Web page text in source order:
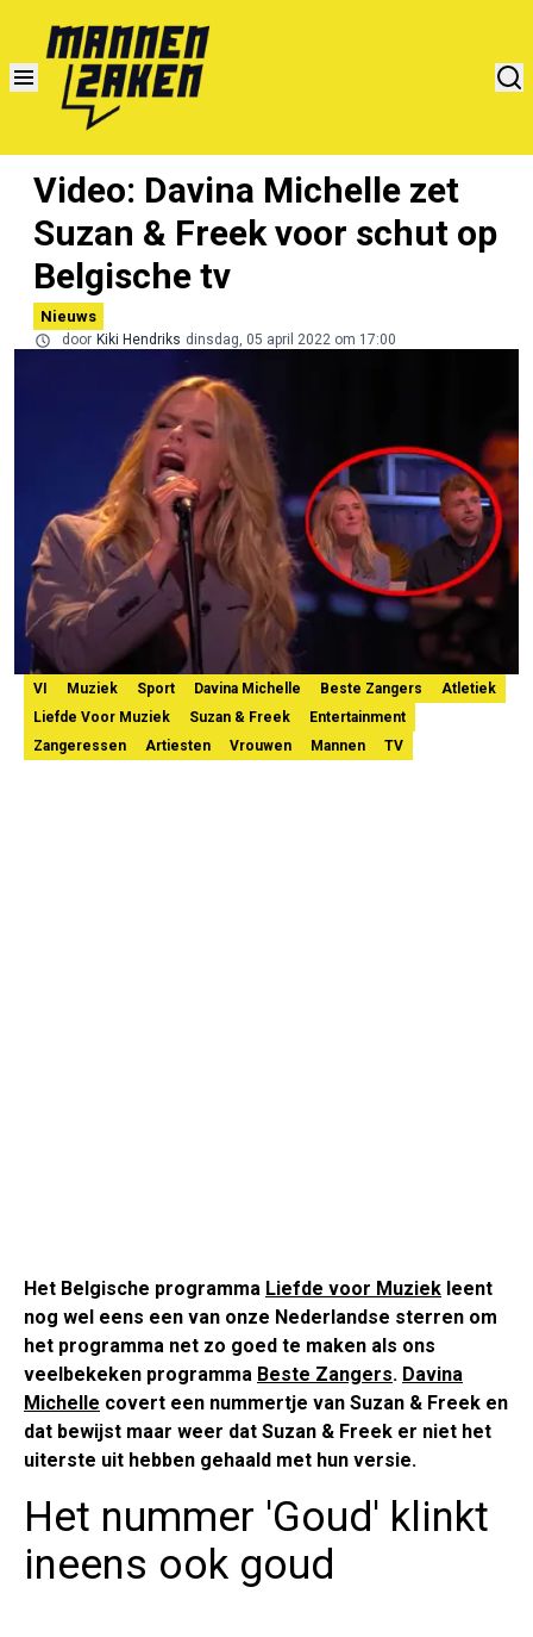
Video: Davina Michelle zet
Suzan & Freek voor schut op
Belgische tv
Nieuws
door Kiki Hendriks dinsdag, 05 april 2022 om 17:00
VI Muziek Sport Davina Michelle Beste Zangers
Atletiek
Liefde Voor Muziek
Suzan & Freek
Entertainment
Zangeressen
Artiesten Vrouwen Mannen TV
Het Belgische programma Liefde voor Muziek leent
nog wel eens een van onze Nederlandse sterren om
het programma net zo goed te maken als ons
veelbekeken programma Beste Zangers. Davina
Michelle covert een nummertje van Suzan & Freek en
dat bewijst maar weer dat Suzan & Freek er niet het
uiterste uit hebben gehaald met hun versie.
Het nummer 'Goud' klinkt
ineens ook goud